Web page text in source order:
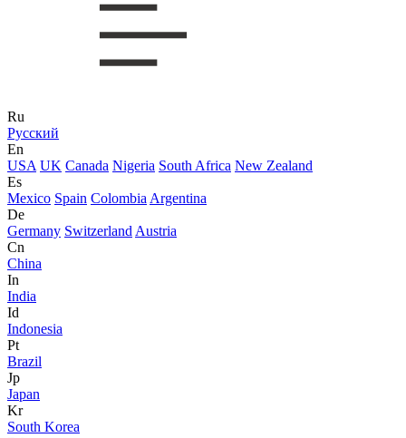
Ru
Русский
En
USA UK Canada Nigeria South Africa New Zealand
Es
Mexico Spain Colombia Argentina
De
Germany Switzerland Austria
Cn
China
In
India
Id
Indonesia
Pt
Brazil
Jp
Japan
Kr
South Korea